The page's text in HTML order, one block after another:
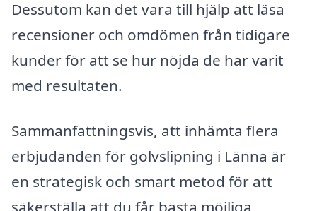
Dessutom kan det vara till hjälp att läsa
recensioner och omdömen från tidigare
kunder för att se hur nöjda de har varit
med resultaten.
Sammanfattningsvis, att inhämta flera
erbjudanden för golvslipning i Länna är
en strategisk och smart metod för att
säkerställa att du får bästa möjliga